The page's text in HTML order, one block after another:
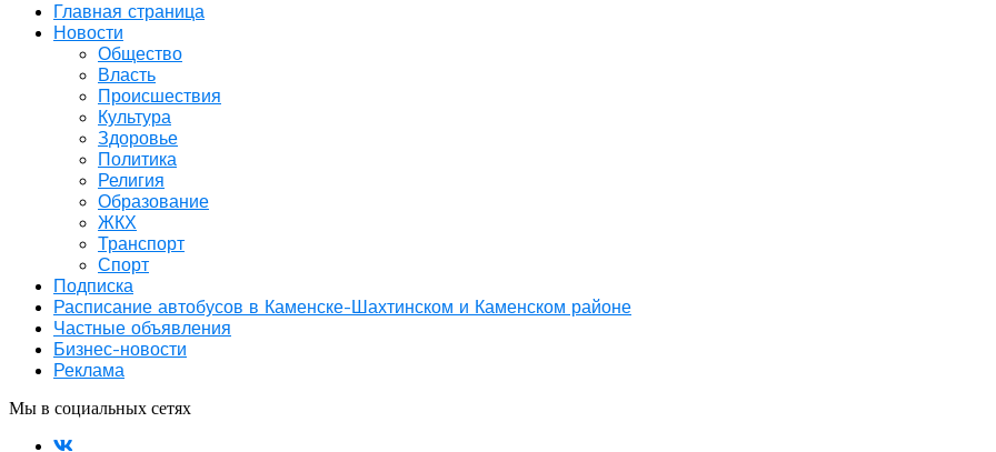
Главная страница
Новости
Общество
Власть
Происшествия
Культура
Здоровье
Политика
Религия
Образование
ЖКХ
Транспорт
Спорт
Подписка
Расписание автобусов в Каменске-Шахтинском и Каменском районе
Частные объявления
Бизнес-новости
Реклама
Мы в социальных сетях